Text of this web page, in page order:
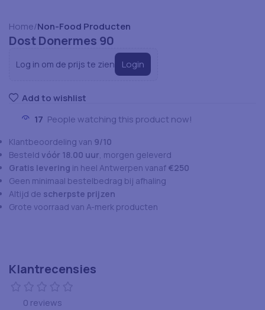
Home Non-Food Producten
Dost Donermes 90
Log in om de prijs te zien Login
Add to wishlist
17 People watching this product now!
Klantbeoordeling van 9/10
Besteld vóór 18.00 uur, morgen geleverd
Gratis levering in heel Antwerpen vanaf €250
Geen minimaal bestelbedrag bij afhaling
Altijd de scherpste prijzen
Grote voorraad van A-merk producten
Klantrecensies
0 reviews